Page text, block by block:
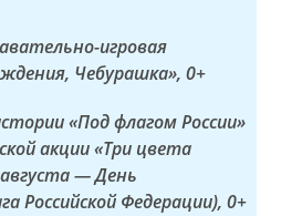
игровая
Чебурашка», 0+
«Под флагом России»
акции «Три цвета
августа — День
Российской Федерации), 0+